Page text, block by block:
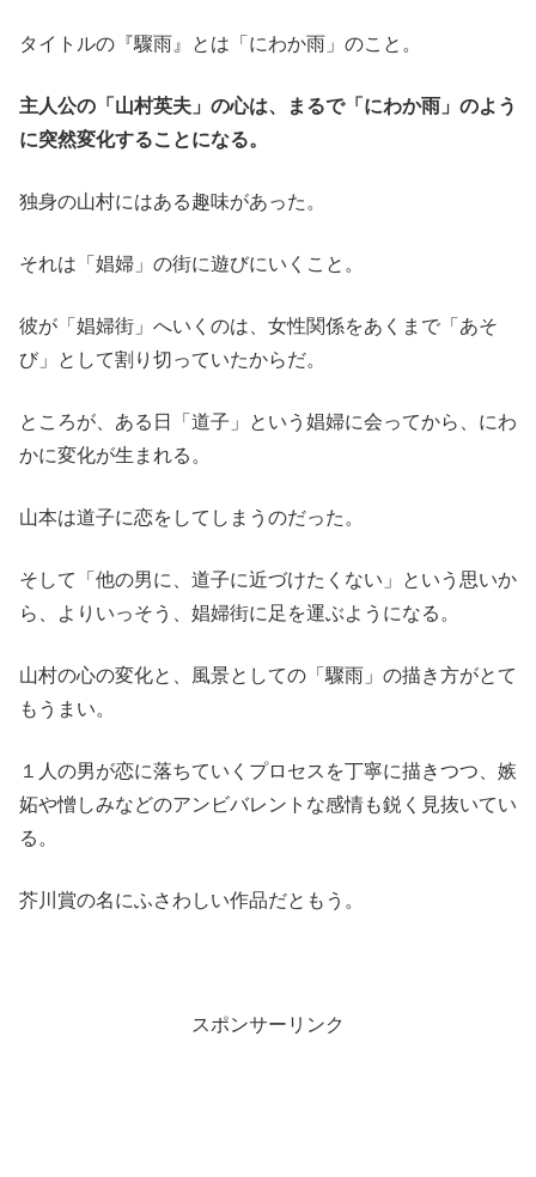
タイトルの『驟雨』とは「にわか雨」のこと。
主人公の「山村英夫」の心は、まるで「にわか雨」のよう
に突然変化することになる。
独身の山村にはある趣味があった。
それは「娼婦」の街に遊びにいくこと。
彼が「娼婦街」へいくのは、女性関係をあくまで「あそ
び」として割り切っていたからだ。
ところが、ある日「道子」という娼婦に会ってから、にわ
かに変化が生まれる。
山本は道子に恋をしてしまうのだった。
そして「他の男に、道子に近づけたくない」という思いか
ら、よりいっそう、娼婦街に足を運ぶようになる。
山村の心の変化と、風景としての「驟雨」の描き方がとて
もうまい。
１人の男が恋に落ちていくプロセスを丁寧に描きつつ、嫉
妬や憎しみなどのアンビバレントな感情も鋭く見抜いてい
る。
芥川賞の名にふさわしい作品だともう。
スポンサーリンク